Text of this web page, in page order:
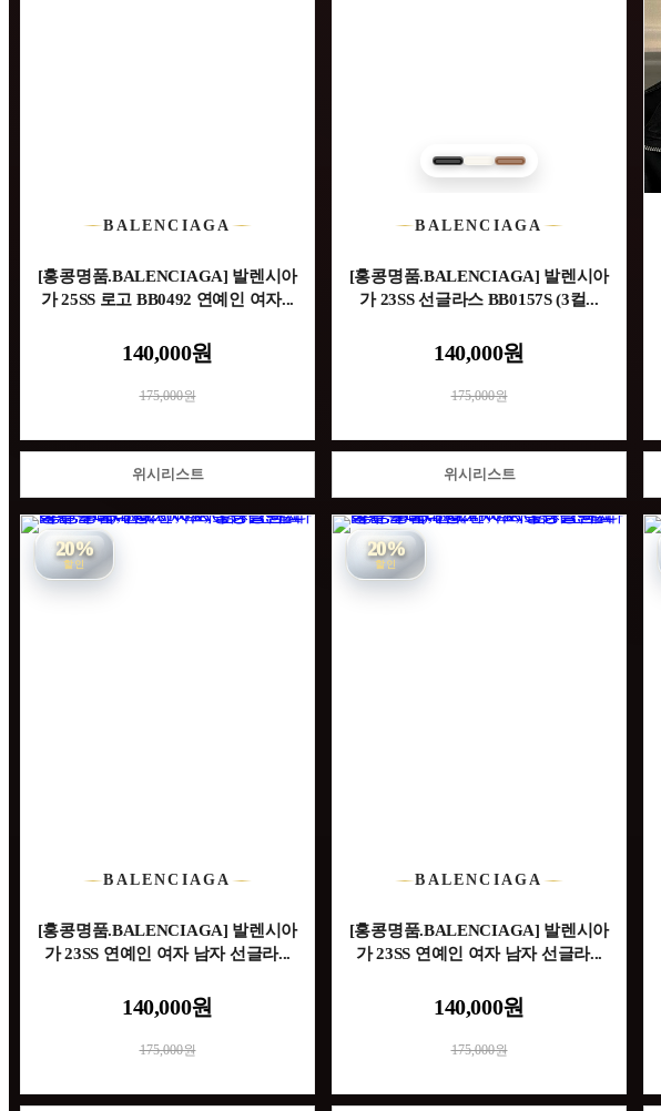
BALENCIAGA
[홍콩명품.BALENCIAGA] 발렌시아
가 25SS 로고 BB0492 연예인 여자...
140,000원
175,000원
위시리스트
BALENCIAGA
[홍콩명품.BALENCIAGA] 발렌시아
가 23SS 선글라스 BB0157S (3컬...
140,000원
175,000원
위시리스트
20%
할인
BALENCIAGA
[홍콩명품.BALENCIAGA] 발렌시아
가 23SS 연예인 여자 남자 선글라...
140,000원
175,000원
20%
할인
BALENCIAGA
[홍콩명품.BALENCIAGA] 발렌시아
가 23SS 연예인 여자 남자 선글라...
140,000원
175,000원